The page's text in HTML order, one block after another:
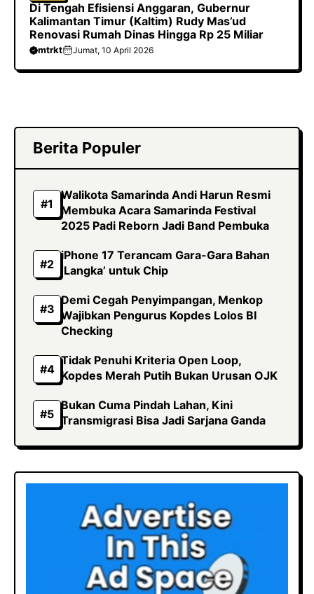
Di Tengah Efisiensi Anggaran, Gubernur
Kalimantan Timur (Kaltim) Rudy Mas’ud
Renovasi Rumah Dinas Hingga Rp 25 Miliar
mtrkt Jumat, 10 April 2026
Berita Populer
Walikota Samarinda Andi Harun Resmi
Membuka Acara Samarinda Festival
2025 Padi Reborn Jadi Band Pembuka
iPhone 17 Terancam Gara-Gara Bahan
‘Langka’ untuk Chip
Demi Cegah Penyimpangan, Menkop
Wajibkan Pengurus Kopdes Lolos BI
Checking
Tidak Penuhi Kriteria Open Loop,
Kopdes Merah Putih Bukan Urusan OJK
Bukan Cuma Pindah Lahan, Kini
Transmigrasi Bisa Jadi Sarjana Ganda